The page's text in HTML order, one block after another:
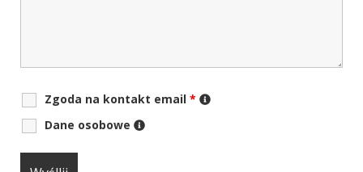
Zgoda na kontakt email *
Dane osobowe